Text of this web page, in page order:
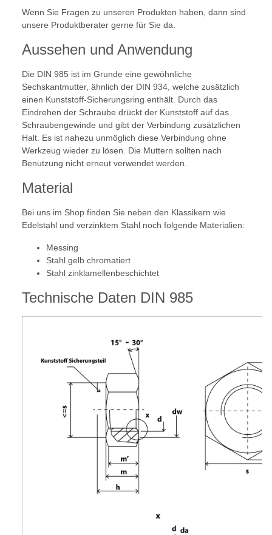
Wenn Sie Fragen zu unseren Produkten haben, dann sind
unsere Produktberater gerne für Sie da.
Aussehen und Anwendung
Die DIN 985 ist im Grunde eine gewöhnliche
Sechskantmutter, ähnlich der DIN 934, welche zusätzlich
einen Kunststoff-Sicherungsring enthält. Durch das
Eindrehen der Schraube drückt der Kunststoff auf das
Schraubengewinde und gibt der Verbindung zusätzlichen
Halt. Es ist nahezu unmöglich diese Verbindung ohne
Werkzeug wieder zu lösen. Die Muttern sollten nach
Benutzung nicht erneut verwendet werden.
Material
Bei uns im Shop finden Sie neben den Klassikern wie
Edelstahl und verzinktem Stahl noch folgende Materialien:
Messing
Stahl gelb chromatiert
Stahl zinklamellenbeschichtet
Technische Daten DIN 985